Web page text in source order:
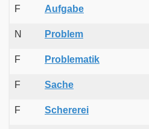
F Aufgabe
N Problem
F Problematik
F Sache
F Schererei